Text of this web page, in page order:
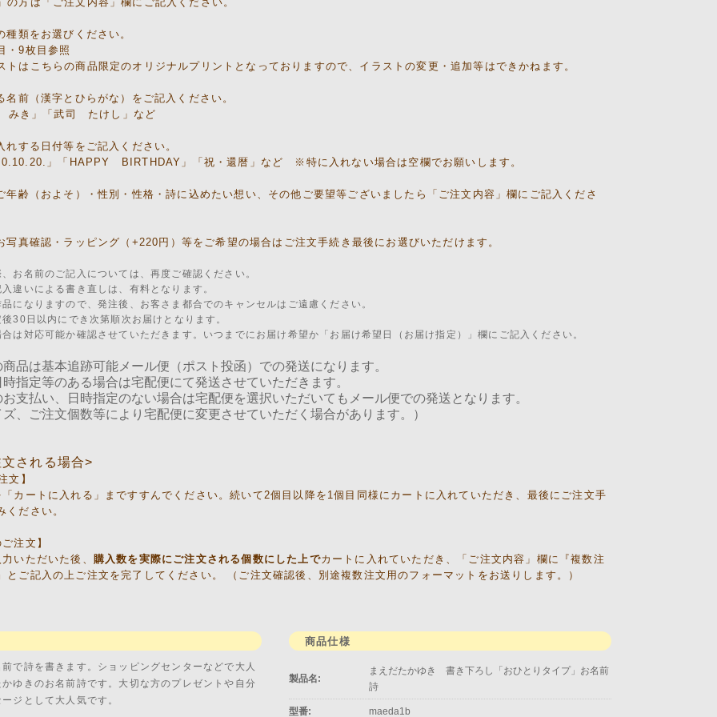
種類をお選びください。
・9枚目参照
はこちらの商品限定のオリジナルプリントとなっておりますので、イラストの変更・追加等はできかねます。
名前（漢字とひらがな）をご記入ください。
き」「武司 たけし」など
れする日付等をご記入ください。
」「HAPPY BIRTHDAY」「祝・還暦」など ※特に入れない場合は空欄でお願いします。
年齢（およそ）・性別・性格・詩に込めたい想い、その他ご要望等ございましたら「ご注文内容」欄にご記入くださ
写真確認・ラッピング（+220円）等をご希望の場合はご注文手続き最後にお選びいただけます。
お名前のご記入については、再度ご確認ください。
違いによる書き直しは、有料となります。
になりますので、発注後、お客さま都合でのキャンセルはご遠慮ください。
30日以内にでき次第順次お届けとなります。
は対応可能か確認させていただきます。いつまでにお届け希望か「お届け希望日（お届け指定）」欄にご記入ください。
品は基本追跡可能メール便（ポスト投函）での発送になります。
指定等のある場合は宅配便にて発送させていただきます。
支払い、日時指定のない場合は宅配便を選択いただいてもメール便での発送となります。
、ご注文個数等により宅配便に変更させていただく場合があります。）
される場合>
文】
カートに入れる」まですすんでください。続いて2個目以降を1個目同様にカートに入れていただき、最後にご注文手
ください。
注文】
いただいた後、 購入数を実際にご注文される個数にした上でカートに入れていただき、「ご注文内容」欄に『複数注
とご記入の上ご注文を完了してください。 （ご注文確認後、別途複数注文用のフォーマットをお送りします。）
で詩を書きます。ショッピングセンターなどで大人
ゆきのお名前詩です。大切な方のプレゼントや自分
ジとして大人気です。
商品仕様
製品名:
まえだたかゆき 書き下ろし「おひとりタイプ」お名前
詩
型番: maeda1b